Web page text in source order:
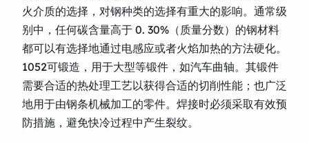
火介质的选择，对钢种类的选择有重大的影响。通常级
别中，任何碳含量高于 0. 30%（质量分数）的钢材料
都可以有选择地通过电感应或者火焰加热的方法硬化。
1052可锻造，用于大型等锻件，如汽车曲轴。其锻件
需要合适的热处理工艺以获得合适的切削性能；也广泛
地用于由钢条机械加工的零件。焊接时必须采取有效预
防措施，避免快冷过程中产生裂纹。